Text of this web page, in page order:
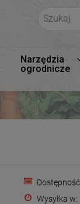
Narzędzia
ogrodnicze
Wysyłka w: